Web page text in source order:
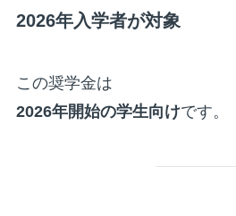
2026年入学者が対象
この奨学金は
2026年開始の学生向けです。